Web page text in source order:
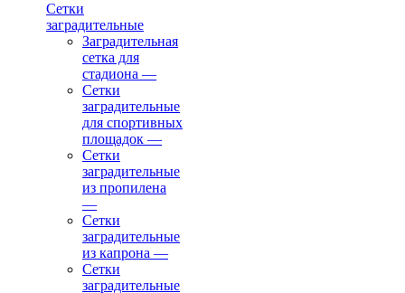
Сетки
заградительные
Заградительная
сетка для
стадиона —
Сетки
заградительные
для спортивных
площадок —
Сетки
заградительные
из пропилена
—
Сетки
заградительные
из капрона —
Сетки
заградительные